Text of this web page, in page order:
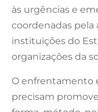
às urgências e
coordenadas pela
instituições do
organizações da
O enfrentamento
precisam